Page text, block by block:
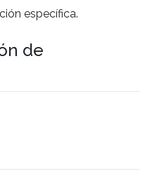
específica.
de